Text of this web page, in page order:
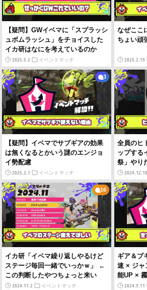
【疑問】GWイベマに「スプラッシ
ュボムラッシュ」をチョイスした
イカ研はなにを考えているのか
2025.5.2 イベントマッチ
なぜここ
ちょい頑
2025.2.19
3
【疑問】イベマでサブギアの効果
は無くなるとかいう謎のエンジョ
イ勢配慮
2025.2.1 イベントマッチ
全員のヒ
ップする
祭」やり
2024.12.10
16
イカ研「イベマ繰り返しやるけど
ステージ毎回一緒でいっかｗ」 ←
この判断したやつちょっと来い
2024.11.2 イベントマッチ
ギア＆ブ
速 × ジャ
能UP ×
な全マシ
2024.9.11